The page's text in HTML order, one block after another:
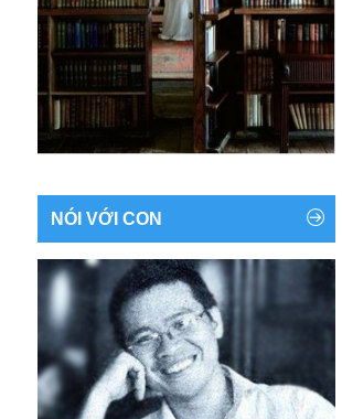
NÓI VỚI CON